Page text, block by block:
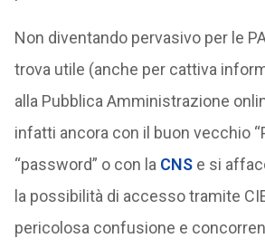
Non diventando pervasivo per le
trova utile (anche per cattiva
alla Pubblica Amministrazione
infatti ancora con il buon vecchio
“password” o con la CNSe si
la possibilità di accesso tramite
pericolosa confusione e